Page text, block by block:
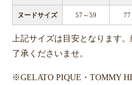
ヌードサイズ 57～59 77
上記サイズは目安となります
了承くださいませ。
※GELATO PIQUE・TOMMY